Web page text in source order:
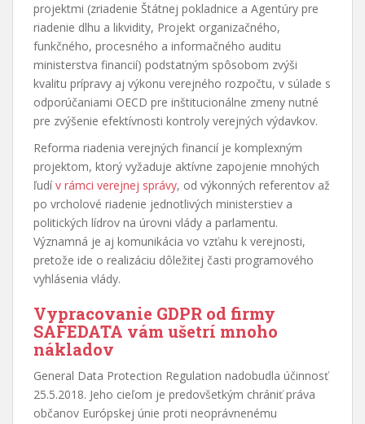
projektmi (zriadenie Štátnej pokladnice a Agentúry pre
riadenie dlhu a likvidity, Projekt organizačného,
funkčného, procesného a informačného auditu
ministerstva financií) podstatným spôsobom zvýši
kvalitu prípravy aj výkonu verejného rozpočtu, v súlade s
odporúčaniami OECD pre inštitucionálne zmeny nutné
pre zvýšenie efektívnosti kontroly verejných výdavkov.
Reforma riadenia verejných financií je komplexným
projektom, ktorý vyžaduje aktívne zapojenie mnohých
ľudí v rámci verejnej správy, od výkonných referentov až
po vrcholové riadenie jednotlivých ministerstiev a
politických lídrov na úrovni vlády a parlamentu.
Významná je aj komunikácia vo vzťahu k verejnosti,
pretože ide o realizáciu dôležitej časti programového
vyhlásenia vlády.
Vypracovanie GDPR od firmy
SAFEDATA vám ušetrí mnoho
nákladov
General Data Protection Regulation nadobudla účinnosť
25.5.2018. Jeho cieľom je predovšetkým chrániť práva
občanov Európskej únie proti neoprávnenému